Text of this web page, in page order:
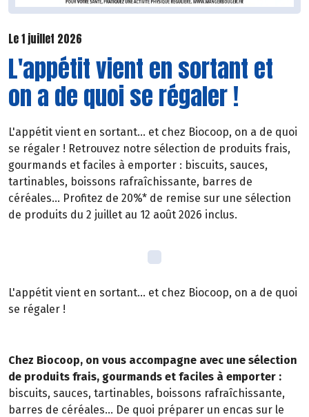
Le 1 juillet 2026
L'appétit vient en sortant et
on a de quoi se régaler !
L'appétit vient en sortant... et chez Biocoop, on a de quoi
se régaler ! Retrouvez notre sélection de produits frais,
gourmands et faciles à emporter : biscuits, sauces,
tartinables, boissons rafraîchissante, barres de
céréales... Profitez de 20%* de remise sur une sélection
de produits du 2 juillet au 12 août 2026 inclus.
L'appétit vient en sortant... et chez Biocoop, on a de quoi
se régaler !
Chez Biocoop, on vous accompagne avec une sélection
de produits frais, gourmands et faciles à emporter :
biscuits, sauces, tartinables, boissons rafraîchissante,
barres de céréales... De quoi préparer un encas sur le